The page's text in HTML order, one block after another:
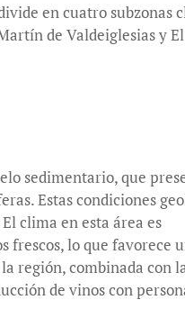
en cuatro
de Valdeiglesias y
sedimentario, que
Estas condiciones
clima en esta área es
frescos, lo que favorece
región, combinada con la
de vinos con